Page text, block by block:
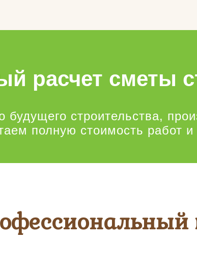
расчет сметы
будущего строительства,
полную стоимость работ